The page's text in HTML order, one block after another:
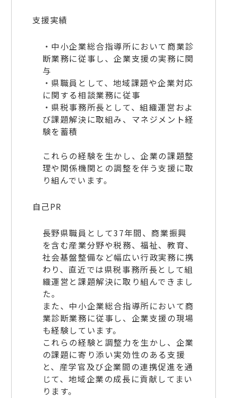
支援実績
・中小企業総合指導所において商業診
断業務に従事し、企業支援の実務に関
与
・県職員として、地域課題や企業対応
に関する相談業務に従事
・県税事務所長として、組織運営およ
び課題解決に取組み、マネジメント経
験を蓄積
これらの経験を生かし、企業の課題整
理や関係機関との調整を伴う支援に取
り組んでいます。
自己PR
長野県職員として37年間、商業振興
を含む産業分野や税務、福祉、教育、
社会基盤整備など幅広い行政実務に携
わり、直近では県税事務所長として組
織運営と課題解決に取り組んできまし
た。
また、中小企業総合指導所において商
業診断業務に従事し、企業支援の現場
も経験しています。
これらの経験と調整力を生かし、企業
の課題に寄り添い実効性のある支援
と、産学官及び企業間の連携促進を通
じて、地域企業の成長に貢献してまい
ります。